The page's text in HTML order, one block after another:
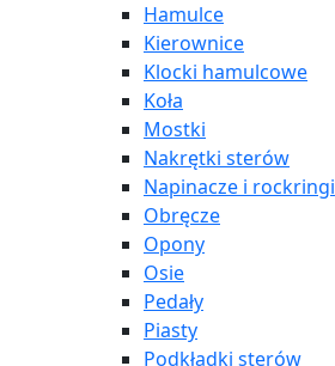
Hamulce
Kierownice
Klocki hamulcowe
Koła
Mostki
Nakrętki sterów
Napinacze i rockringi
Obręcze
Opony
Osie
Pedały
Piasty
Podkładki sterów